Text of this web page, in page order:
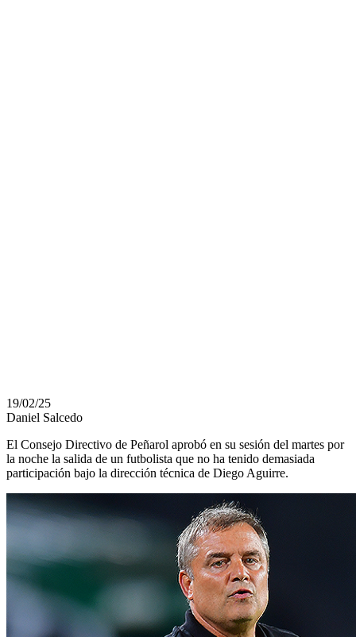
19/02/25
Daniel Salcedo
El Consejo Directivo de Peñarol aprobó en su sesión del martes por
la noche la salida de un futbolista que no ha tenido demasiada
participación bajo la dirección técnica de Diego Aguirre.